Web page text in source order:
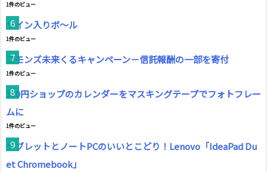
1件のビュー
サイン入りボ〜ル
1件のビュー
コモンズ未来くるキャンペーン－信託報酬の一部を寄付
1件のビュー
100円ショップのカレンダーをマスキングテープでフォトフレー
ムに
1件のビュー
タブレットとノートPCのいいとこどり！Lenovo「IdeaPad Du
et Chromebook」